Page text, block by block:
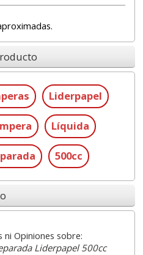
Liderpapel
Líquida
500cc
ni Opiniones sobre:
Liderpapel 500cc